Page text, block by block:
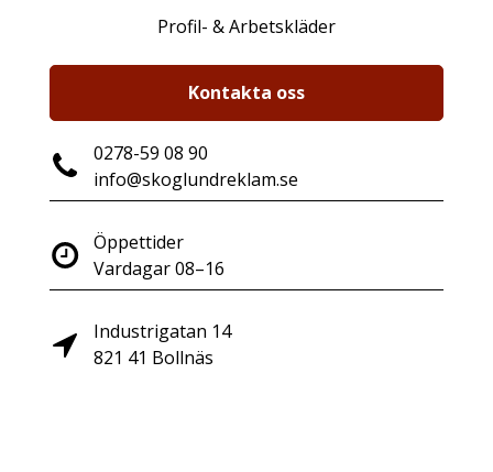
Profil- & Arbetskläder
Kontakta oss
0278-59 08 90
info@skoglundreklam.se
Öppettider
Vardagar 08–16
Industrigatan 14
821 41 Bollnäs